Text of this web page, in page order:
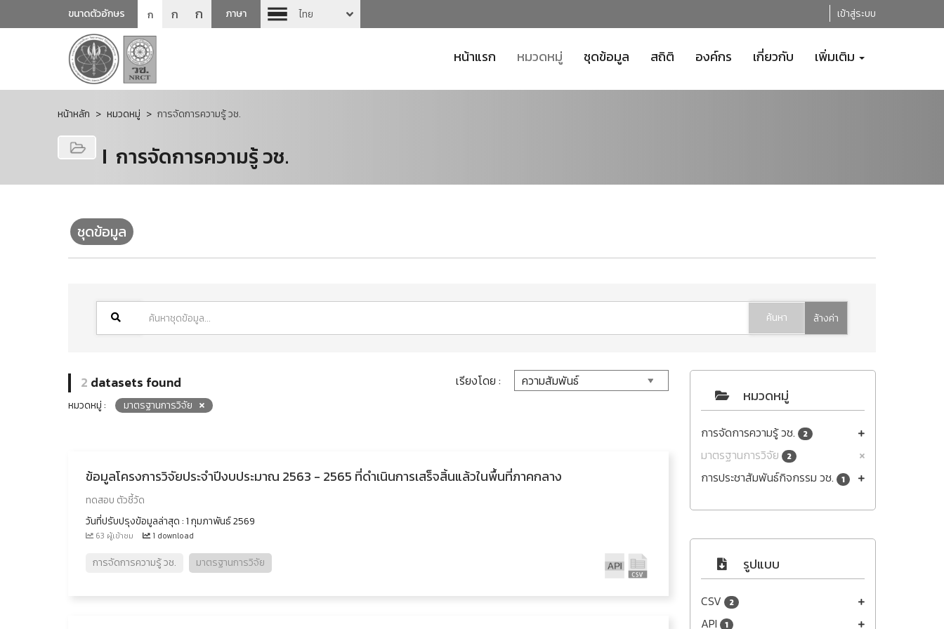
ขนาดตัวอักษร ก ก ก ภาษา ไทย เข้าสู่ระบบ
หน้าแรก หมวดหมู่ ชุดข้อมูล สถิติ องค์กร เกี่ยวกับ เพิ่มเติม
หน้าหลัก หมวดหมู่ การจัดการความรู้ วช.
การจัดการความรู้ วช.
ชุดข้อมูล
ค้นหา ล้างค่า
หมวดหมู่
การจัดการความรู้ วช. 2
มาตรฐานการวิจัย 2
การประชาสัมพันธ์กิจกรรม วช. 1
รูปแบบ
CSV 2
API 1
2 datasets found
หมวดหมู่ : มาตรฐานการวิจัย
เรียงโดย :
ข้อมูลโครงการวิจัยประจำปีงบประมาณ 2563 - 2565 ที่ดำเนินการเสร็จสิ้นแล้วในพื้นที่ภาคกลาง
ทดสอบ ตัวชี้วัด
วันที่ปรับปรุงข้อมูลล่าสุด : 1 กุมภาพันธ์ 2569
63 ผู้เข้าชม 1 download
การจัดการความรู้ วช. มาตรฐานการวิจัย